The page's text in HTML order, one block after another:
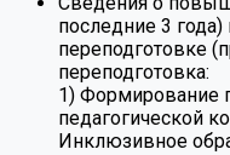
последние 3
переподготовке
переподготовка:
1) Формирование
педагогической
Инклюзивное